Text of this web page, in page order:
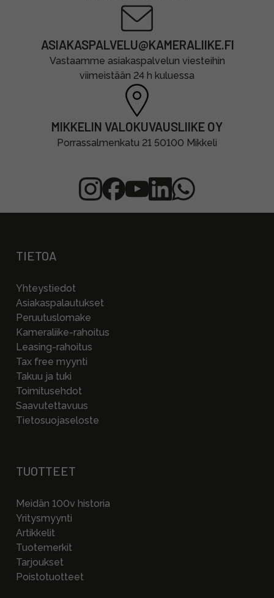
ASIAKASPALVELU@KAMERALIIKE.FI
Vastaamme asiakaspalvelun viesteihin
viimeistään 24 h kuluessa
MIKKELIN VALOKUVAUSLIIKE OY
Porrassalmenkatu 21 50100 Mikkeli
TIETOA
Yhteystiedot
Asiakaspalautukset
Peruutuslomake
Kameraliike-rahoitus
Leasing-rahoitus
Tax free myynti
Takuu ja tuki
Toimitusehdot
Saavutettavuus
Tietosuojaseloste
TUOTTEET
Meidän 100v historia
Yritysmyynti
Artikkelit
Tuotemerkit
Tarjoukset
Poistotuotteet